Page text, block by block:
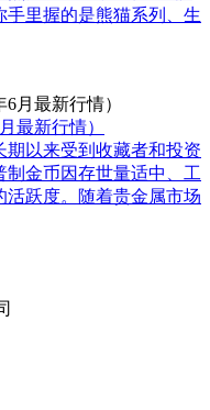
里握的是熊猫系列、生
最新行情）
以来受到收藏者和投资
制金币因存世量适中、工
跃度。随着贵金属市场